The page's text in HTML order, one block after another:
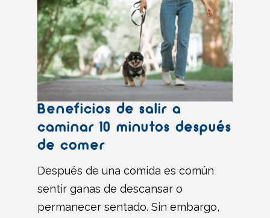
Beneficios de salir a
caminar 10 minutos después
de comer
Después de una comida es común
sentir ganas de descansar o
permanecer sentado. Sin embargo,